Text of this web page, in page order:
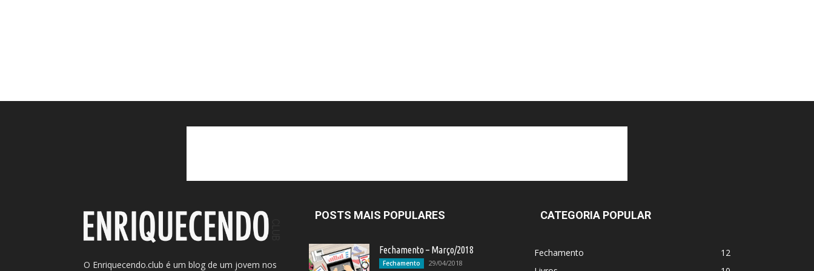
O Enriquecendo.club é um blog de um jovem nos
POSTS MAIS POPULARES
Fechamento – Março/2018
Fechamento 29/04/2018
CATEGORIA POPULAR
Fechamento
12